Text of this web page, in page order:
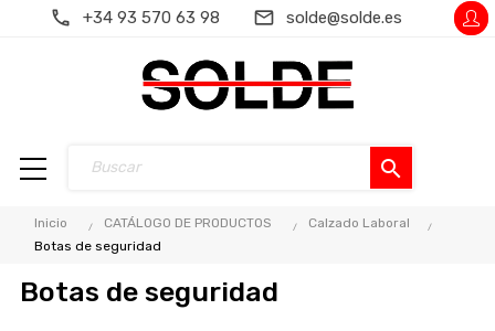
+34 93 570 63 98 solde@solde.es
search
Inicio CATÁLOGO DE PRODUCTOS
Calzado Laboral
Botas de seguridad
Botas de seguridad